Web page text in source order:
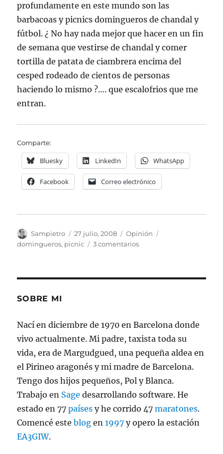
profundamente en este mundo son las
barbacoas y picnics domingueros de chandal y
fútbol. ¿ No hay nada mejor que hacer en un fin
de semana que vestirse de chandal y comer
tortilla de patata de ciambrera encima del
cesped rodeado de cientos de personas
haciendo lo mismo ?…. que escalofrios que me
entran.
Comparte:
Bluesky LinkedIn WhatsApp
Facebook Correo electrónico
Autor
Sampietro
Publicado
el
27 julio, 2008 Categorías
Opinión
domingueros, picnic 3 comentariosen
SOBRE MI
Nací en diciembre de 1970 en Barcelona donde
vivo actualmente. Mi padre, taxista toda su
vida, era de Margudgued, una pequeña aldea en
el Pirineo aragonés y mi madre de Barcelona.
Tengo dos hijos pequeños, Pol y Blanca.
Trabajo en Sage desarrollando software. He
estado en 77países y he corrido 47maratones.
Comencé esteblog en1997 y opero la estación
EA3GIW.